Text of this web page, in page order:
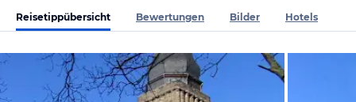
Reisetippübersicht Bewertungen Bilder Hotels